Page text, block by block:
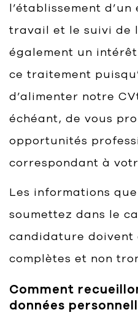
l’établissement
travail et le suivi de
également un
ce traitement
d’alimenter notre
échéant, de vous
opportunités
correspondant à
Les informations
soumettez dans le
candidature doivent
complètes et non
Comment
données